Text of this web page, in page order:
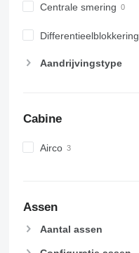
Centrale smering
Differentieelblokkering
Aandrijvingstype
Cabine
Airco
Assen
Aantal assen